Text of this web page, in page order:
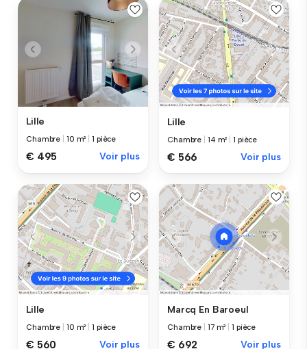
Lille
Chambre 10 m² |1 pièce
€ 495 Voir plus
Lille
Chambre 14 m² |1 pièce
€ 566 Voir plus
Lille
Chambre 10 m² |1 pièce
€ 560 Voir plus
Marcq En Baroeul
Chambre 17 m² |1 pièce
€ 692 Voir plus